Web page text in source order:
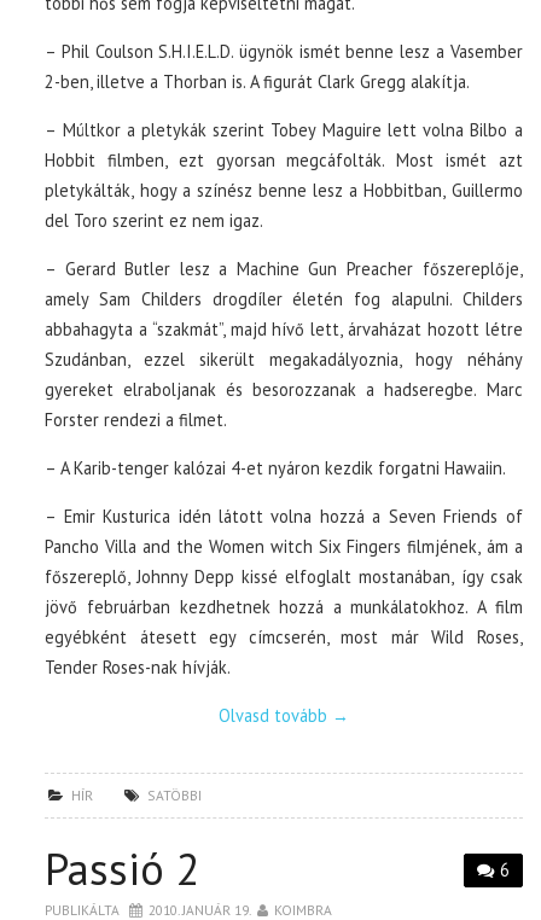
– Phil Coulson S.H.I.E.L.D. ügynök ismét benne lesz a Vasember
2-ben, illetve a Thorban is. A figurát Clark Gregg alakítja.
– Múltkor a pletykák szerint Tobey Maguire lett volna Bilbo a
Hobbit filmben, ezt gyorsan megcáfolták. Most ismét azt
pletykálták, hogy a színész benne lesz a Hobbitban, Guillermo
del Toro szerint ez nem igaz.
– Gerard Butler lesz a Machine Gun Preacher főszereplője,
amely Sam Childers drogdíler életén fog alapulni. Childers
abbahagyta a “szakmát”, majd hívő lett, árvaházat hozott létre
Szudánban, ezzel sikerült megakadályoznia, hogy néhány
gyereket elraboljanak és besorozzanak a hadseregbe. Marc
Forster rendezi a filmet.
– A Karib-tenger kalózai 4-et nyáron kezdik forgatni Hawaiin.
– Emir Kusturica idén látott volna hozzá a Seven Friends of
Pancho Villa and the Women witch Six Fingers filmjének, ám a
főszereplő, Johnny Depp kissé elfoglalt mostanában, így csak
jövő februárban kezdhetnek hozzá a munkálatokhoz. A film
egyébként átesett egy címcserén, most már Wild Roses,
Tender Roses-nak hívják.
Olvasd tovább →
HÍR SATÖBBI
6
Passió 2
PUBLIKÁLTA 2010. JANUÁR 19. KOIMBRA